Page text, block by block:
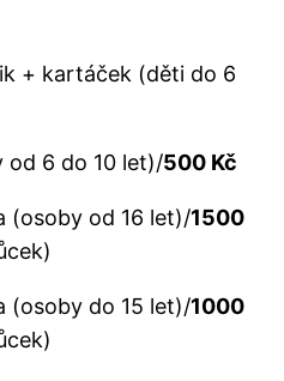
+ kartáček (děti do 6
od 6 do 10 let)/500 Kč
(osoby od 16 let)/1500
(osoby do 15 let)/1000